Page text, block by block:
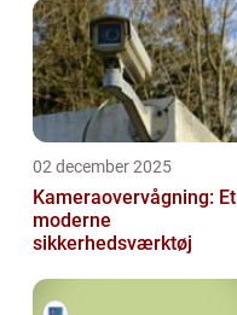
02 december 2025
Kameraovervågning: Et
moderne
sikkerhedsværktøj